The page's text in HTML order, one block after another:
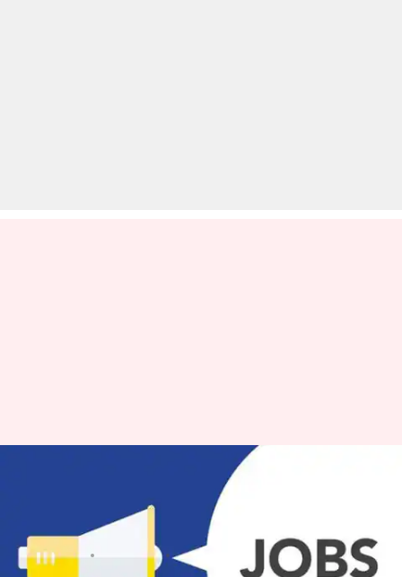
FCI Recruitment 2020: चार
हजार से भी अधिक पदों पर निकाली
भर्ती, जानें विवरण
लेखन मोना दीक्षित Jan 29, 2020 11:29 am